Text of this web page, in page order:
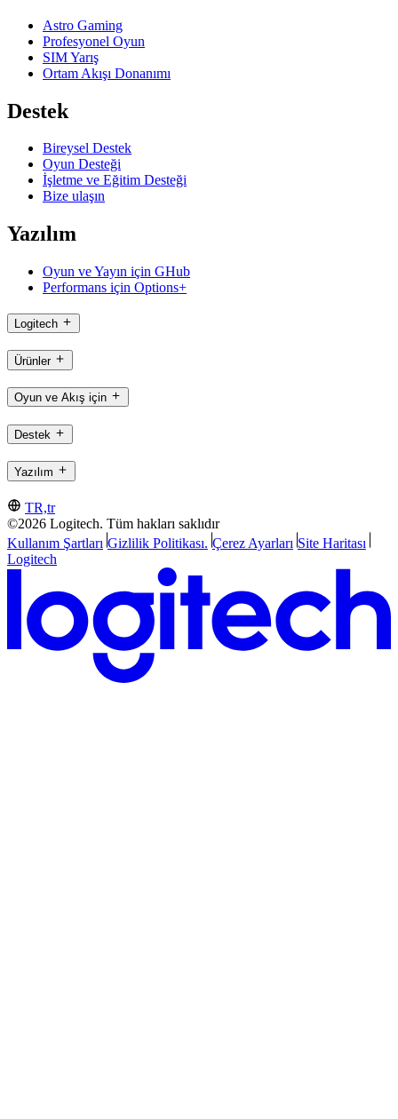
Astro Gaming
Profesyonel Oyun
SIM Yarış
Ortam Akışı Donanımı
Destek
Bireysel Destek
Oyun Desteği
İşletme ve Eğitim Desteği
Bize ulaşın
Yazılım
Oyun ve Yayın için GHub
Performans için Options+
Logitech
Ürünler
Oyun ve Akış için
Destek
Yazılım
TR,tr
©2026 Logitech. Tüm hakları saklıdır
Kullanım Şartları Gizlilik Politikası. Çerez Ayarları Site Haritası
Logitech